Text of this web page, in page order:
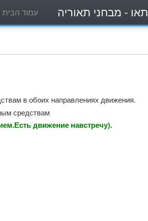
תאו - מבחני תאוריה עמוד הבית
в обоих направлениях движения.
средствам
движение навстречу).